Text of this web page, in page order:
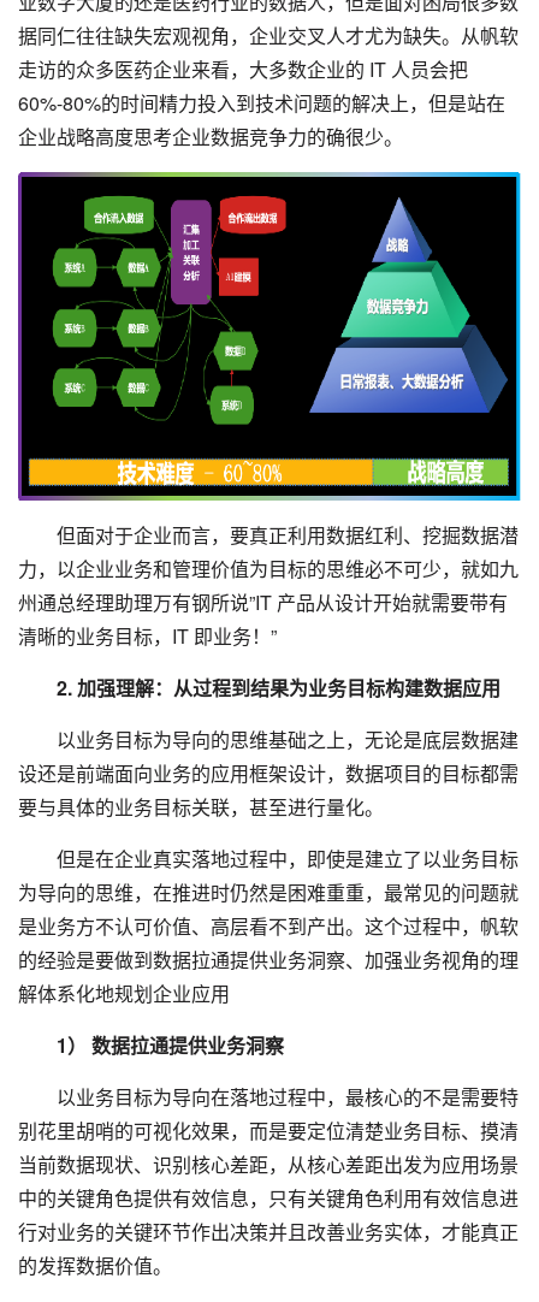
据同仁往往缺失宏观视角，企业交叉人才尤为缺失。从帆软
走访的众多医药企业来看，大多数企业的 IT 人员会把
60%-80%的时间精力投入到技术问题的解决上，但是站在
企业战略高度思考企业数据竞争力的确很少。
但面对于企业而言，要真正利用数据红利、挖掘数据潜
力，以企业业务和管理价值为目标的思维必不可少，就如九
州通总经理助理万有钢所说”IT 产品从设计开始就需要带有
清晰的业务目标，IT 即业务！”
2. 加强理解：从过程到结果为业务目标构建数据应用
以业务目标为导向的思维基础之上，无论是底层数据建
设还是前端面向业务的应用框架设计，数据项目的目标都需
要与具体的业务目标关联，甚至进行量化。
但是在企业真实落地过程中，即使是建立了以业务目标
为导向的思维，在推进时仍然是困难重重，最常见的问题就
是业务方不认可价值、高层看不到产出。这个过程中，帆软
的经验是要做到数据拉通提供业务洞察、加强业务视角的理
解体系化地规划企业应用
1） 数据拉通提供业务洞察
以业务目标为导向在落地过程中，最核心的不是需要特
别花里胡哨的可视化效果，而是要定位清楚业务目标、摸清
当前数据现状、识别核心差距，从核心差距出发为应用场景
中的关键角色提供有效信息，只有关键角色利用有效信息进
行对业务的关键环节作出决策并且改善业务实体，才能真正
的发挥数据价值。